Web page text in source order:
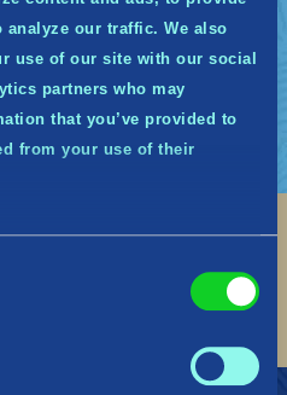
our traffic. We also
use of our site with our social
partners who may
that you’ve provided to
from your use of their
Por último, você
honorável de
em nosso Discord.
Find me on instagram
Find me on twitch
Find me on reddit
Find me on